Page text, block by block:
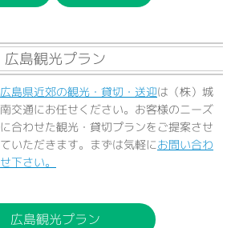
広島観光プラン
広島県近郊の観光・貸切・送迎は（株）城
南交通にお任せください。お客様のニーズ
に合わせた観光・貸切プランをご提案させ
ていただきます。まずは気軽にお問い合わ
せ下さい。
広島観光プラン